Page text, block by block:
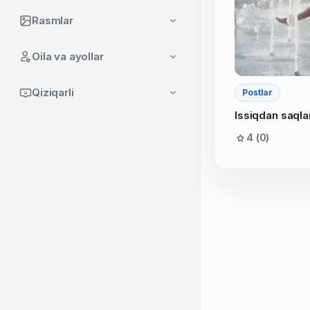
Rasmlar
Oila va ayollar
Qiziqarli Postlar
Issiqdan
4 (0)